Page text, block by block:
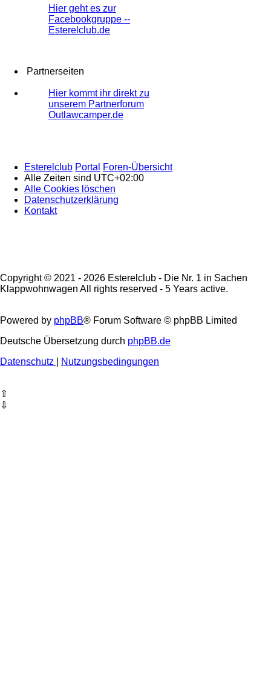
Hier geht es zur
Facebookgruppe --
Esterelclub.de
Partnerseiten
Hier kommt ihr direkt zu
unserem Partnerforum
Outlawcamper.de
Esterelclub Portal
Foren-Übersicht
Alle Zeiten sind UTC+02:00
Alle Cookies löschen
Datenschutzerklärung
Kontakt
Copyright © 2021 - 2026 Esterelclub - Die Nr. 1 in Sachen
Klappwohnwagen All rights reserved - 5 Years active.
Powered by phpBB® Forum Software © phpBB Limited
Deutsche Übersetzung durch phpBB.de
Datenschutz
Nutzungsbedingungen
⇧
⇩